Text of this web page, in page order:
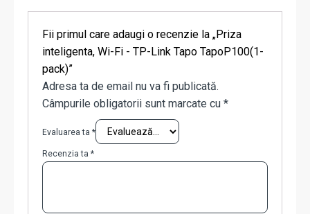
Fii primul care adaugi o recenzie la „Priza
inteligenta, Wi-Fi - TP-Link Tapo TapoP100(1-
pack)”
Adresa ta de email nu va fi publicată.
Câmpurile obligatorii sunt marcate cu *
Evaluarea ta *
Recenzia ta *